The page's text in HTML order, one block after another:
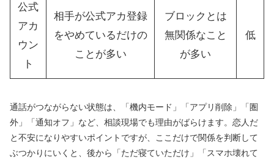
公式
アカ
ウン
ト
相手が公式アカ登録
をやめているだけの
ことが多い
ブロックとは
無関係なこと
が多い
低
通話がつながらない状態は、「機内モード」「アプリ削除」「圏
外」「通知オフ」など、相談現場でも理由がばらけます。恋人だ
と不安になりやすいポイントですが、ここだけで関係を判断して
ぶつかりにいくと、後から「ただ寝ていただけ」「スマホ壊れて